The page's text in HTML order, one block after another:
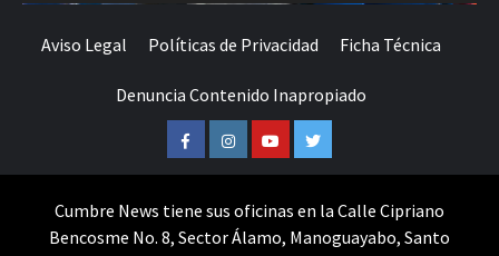
Aviso Legal Políticas de Privacidad Ficha Técnica
Denuncia Contenido Inapropiado
FacebookInstagramYoutubeTwitter
Cumbre News tiene sus oficinas en la Calle Cipriano
Bencosme No. 8, Sector Álamo, Manoguayabo, Santo